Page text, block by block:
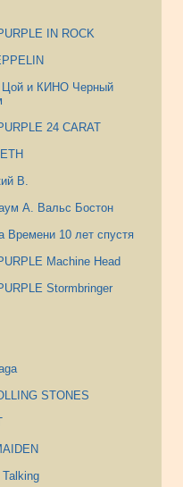
IN ROCK
Цой и КИНО Черный
24 CARAT
В.
А. Вальс Бостон
Времени 10 лет спустя
Machine Head
Stormbringer
STONES
Talking